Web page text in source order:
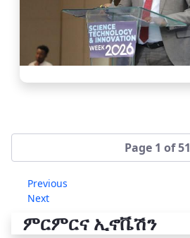
Page 1 of 51
Previous
Next
ምርምርና ኢኖቬሽን